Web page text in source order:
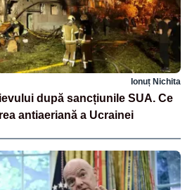
Ionuț Nichita
după sancțiunile SUA. Ce
antiaeriană a Ucrainei